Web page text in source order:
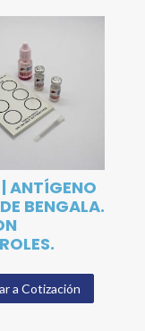
ANTÍGENO
BENGALA.
a Cotización